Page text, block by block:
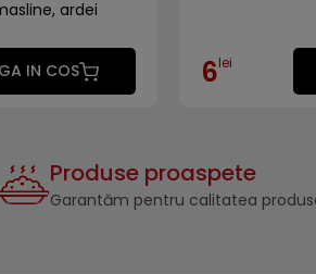
ardei
IN COS 6lei
Produse proaspete
Garantăm pentru calitatea